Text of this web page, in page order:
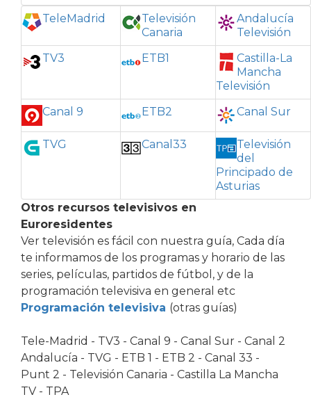
TeleMadrid
Televisión
Canaria
Andalucía
Televisión
TV3
ETB1
Castilla-La
Mancha
Televisión
Canal 9
ETB2 Canal Sur
TVG Canal33
Televisión
del
Principado de
Asturias
Otros recursos televisivos en
Euroresidentes
Ver televisión es fácil con nuestra guía, Cada día
te informamos de los programas y horario de las
series, películas, partidos de fútbol, y de la
programación televisiva en general etc
Programación televisiva (otras guías)
Tele-Madrid - TV3 - Canal 9 - Canal Sur - Canal 2
Andalucía - TVG - ETB 1 - ETB 2 - Canal 33 -
Punt 2 - Televisión Canaria - Castilla La Mancha
TV - TPA